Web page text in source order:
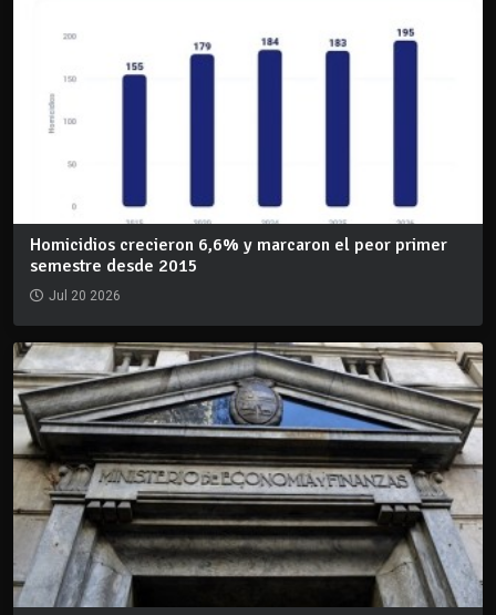
Homicidios crecieron 6,6% y marcaron el peor primer
semestre desde 2015
Jul 20 2026